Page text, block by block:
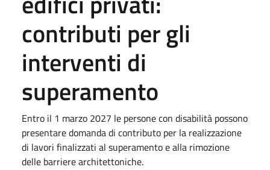
contributi per gli
interventi di
superamento
Entro il 1 marzo 2027 le persone con disabilità possono
presentare domanda di contributo per la realizzazione
di lavori finalizzati al superamento e alla rimozione
delle barriere architettoniche.